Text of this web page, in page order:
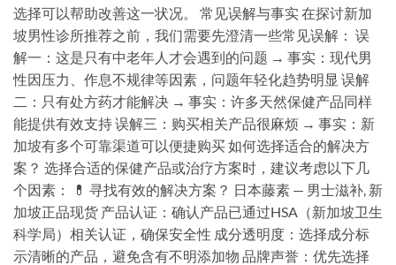
选择可以帮助改善这一状况。 常见误解与事实 在探讨新加
坡男性诊所推荐之前，我们需要先澄清一些常见误解： 误
解一：这是只有中老年人才会遇到的问题 → 事实：现代男
性因压力、作息不规律等因素，问题年轻化趋势明显 误解
二：只有处方药才能解决 → 事实：许多天然保健产品同样
能提供有效支持 误解三：购买相关产品很麻烦 → 事实：新
加坡有多个可靠渠道可以便捷购买 如何选择适合的解决方
案？ 选择合适的保健产品或治疗方案时，建议考虑以下几
个因素： 💊 寻找有效的解决方案？ 日本藤素 — 男士滋补, 新
加坡正品现货 产品认证：确认产品已通过HSA（新加坡卫生
科学局）相关认证，确保安全性 成分透明度：选择成分标
示清晰的产品，避免含有不明添加物 品牌声誉：优先选择